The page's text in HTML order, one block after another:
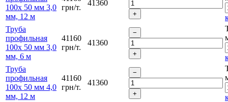
100х 50 мм 3,0
мм, 12 м
грн/т.
41360
Труба
профильная
100х 50 мм 3,0
мм, 6 м
41160
грн/т.
41360
Труба
профильная
100х 50 мм 4,0
мм, 12 м
41160
грн/т.
41360